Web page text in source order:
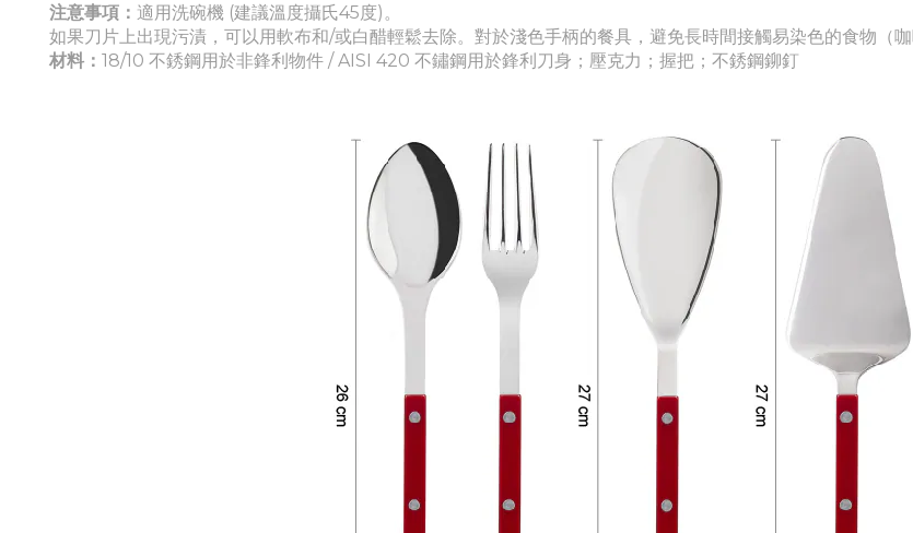
注意事項： 適用洗碗機 (建議溫度攝氏45度)。
如果刀片上出現污漬，可以用軟布和/或白醋輕鬆去除。 對於淺色手柄的餐具，避免長時間接觸易染色的食物（
材料： 18/10 不銹鋼用於非鋒利物件 / AISI 420 不鏽鋼用於鋒利刀身 ；壓克力 ；握把 ； 不銹鋼鉚釘